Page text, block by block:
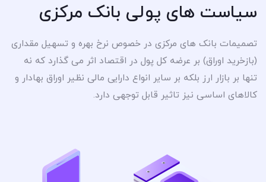
سیاست های پولی بانک مرکزی
تصمیمات بانک های مرکزی در خصوص نرخ بهره و تسهیل مقداری
(بازخرید اوراق) بر عرضه کل پول در اقتصاد اثر می گذارد که نه
تنها بر بازار ارز بلکه بر سایر انواع دارایی مالی نظیر اوراق بهادار و
کالاهای اساسی نیز تاثیر قابل توجهی دارد.